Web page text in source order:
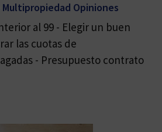
Opiniones
al 99 - Elegir un buen
las cuotas de
- Presupuesto contrato